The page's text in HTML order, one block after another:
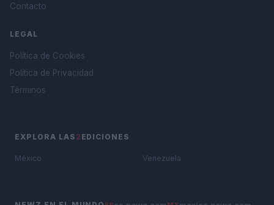
Contacto
LEGAL
Política de Cookies
Política de Privacidad
Términos
EXPLORA LAS 2 EDICIONES
México Venezuela